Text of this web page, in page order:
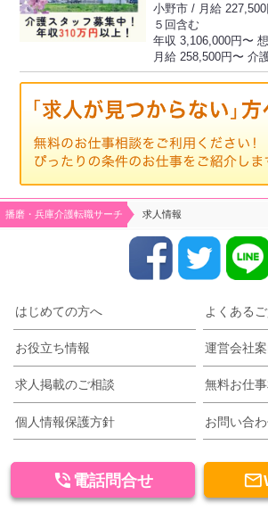
小野市 / 月給
５回含む
年収 3,106,000円〜
月給 258,500円〜 介
播磨・兵庫介護転職サーチ 求人情報
はじめての方へ よくある
お役立ち情報 運営会社
求人掲載のご相談 無料お仕
個人情報保護方針 お問い合

 電話問合せ